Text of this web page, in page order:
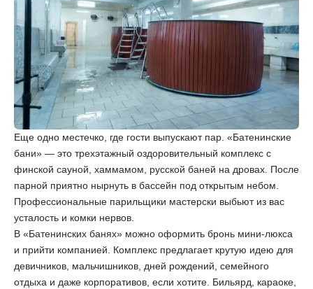
Еще одно местечко, где гости выпускают пар. «Батенинские
бани» — это трехэтажный оздоровительный комплекс с
финской сауной, хаммамом, русской баней на дровах. После
парной приятно нырнуть в бассейн под открытым небом.
Профессиональные парильщики мастерски выбьют из вас
усталость и комки нервов.
В «Батенинских банях» можно оформить бронь мини-люкса
и прийти компанией. Комплекс предлагает крутую идею для
девичников, мальчишников, дней рождений, семейного
отдыха и даже корпоративов, если хотите. Бильярд, караоке,